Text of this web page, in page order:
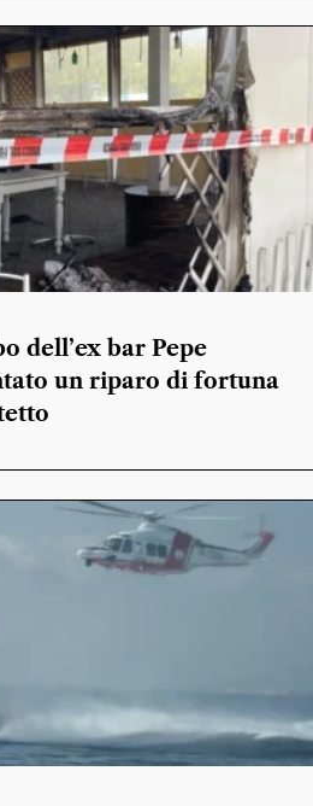
dell’ex bar Pepe
un riparo di fortuna